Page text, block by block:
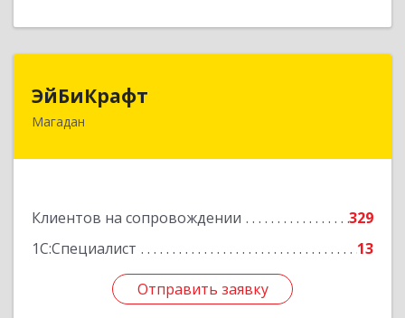
ЭйБиКрафт
Магадан
Клиентов на сопровождении
329
1С:Специалист
13
Отправить заявку
685000, Магаданская обл, Магадан г, Полярная
Отправить заявку